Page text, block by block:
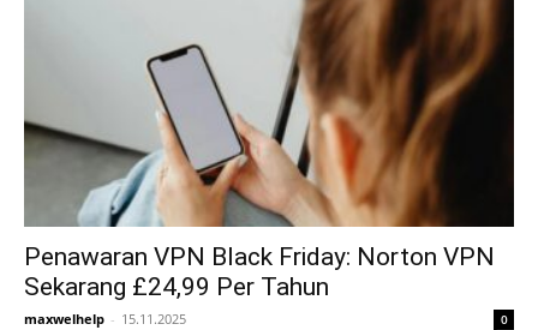
Penawaran VPN Black Friday: Norton VPN
Sekarang £24,99 Per Tahun
maxwelhelp - 15.11.2025 0